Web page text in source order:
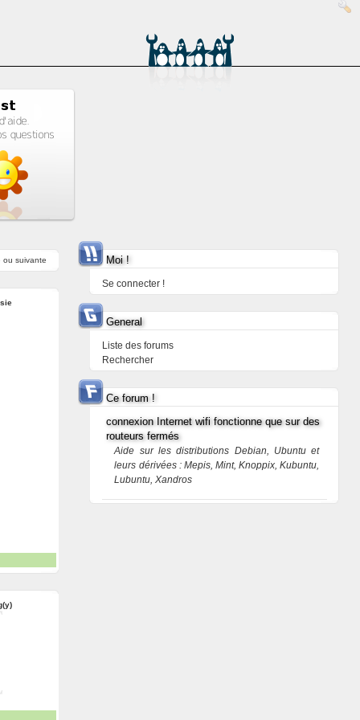
ou suivante Moi !
Se connecter !
General
Liste des forums
Rechercher
Ce forum !
connexion Internet wifi fonctionne que sur des
routeurs fermés
Aide sur les distributions Debian, Ubuntu et
leurs dérivées : Mepis, Mint, Knoppix, Kubuntu,
Lubuntu, Xandros